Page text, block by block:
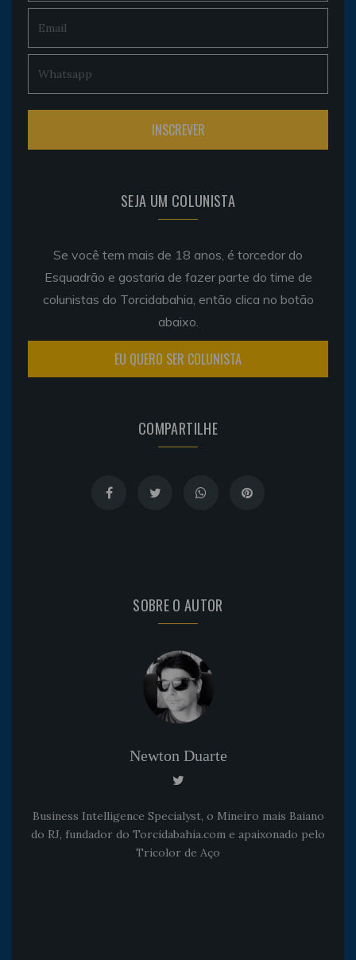
SEJA UM COLUNISTA
Se você tem mais de 18 anos, é torcedor do
Esquadrão e gostaria de fazer parte do time de
colunistas do Torcidabahia, então clica no botão
abaixo.
EU QUERO SER COLUNISTA
COMPARTILHE
SOBRE O AUTOR
Newton Duarte
Business Intelligence Specialyst, o Mineiro mais Baiano
do RJ, fundador do Torcidabahia.com e apaixonado pelo
Tricolor de Aço